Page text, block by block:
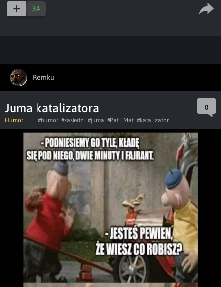
34
Remku
Juma katalizatora 0
Humor #humor #sasiedzi #juma #Pat i Mat #katalizator